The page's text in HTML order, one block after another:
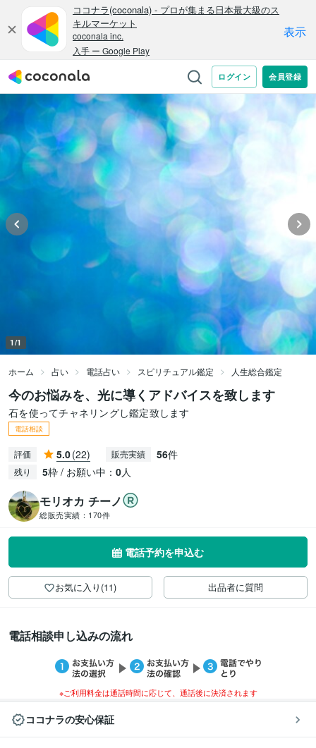
1/1
ホーム 占い 電話占い スピリチュアル鑑定 人生総合鑑定
今のお悩みを、光に導くアドバイスを致します
石を使ってチャネリングし鑑定致します
電話相談
評価 5.0(22) 販売実績 56件
残り 5枠 / お願い中： 0人
モリオカ チーノ
総販売実績： 170件
電話予約を申込む
お気に入り(11) 出品者に質問
電話相談申し込みの流れ
※ご利用料金は通話時間に応じて、通話後に決済されます
ココナラの安心保証